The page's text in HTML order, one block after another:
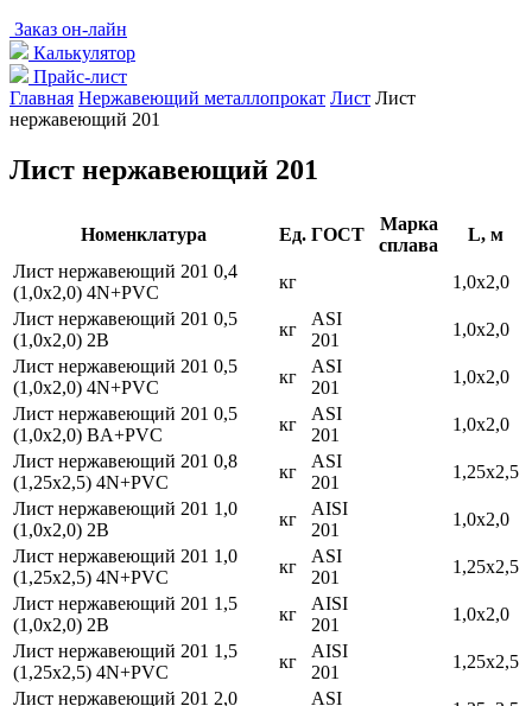
Заказ он-лайн
Калькулятор
Прайс-лист
Главная Нержавеющий металлопрокат Лист Лист
нержавеющий 201
Лист нержавеющий 201
Номенклатура Ед. ГОСТ
Марка
сплава
L, м
Лист нержавеющий 201 0,4
(1,0х2,0) 4N+PVC
кг
1,0х2,0
Лист нержавеющий 201 0,5
(1,0х2,0) 2В
кг
ASI
201
1,0х2,0
Лист нержавеющий 201 0,5
(1,0х2,0) 4N+PVC
кг
ASI
201
1,0х2,0
Лист нержавеющий 201 0,5
(1,0х2,0) ВA+PVC
кг
ASI
201
1,0х2,0
Лист нержавеющий 201 0,8
(1,25х2,5) 4N+PVC
кг
ASI
201
1,25х2,5
Лист нержавеющий 201 1,0
(1,0х2,0) 2В
кг
AISI
201
1,0х2,0
Лист нержавеющий 201 1,0
(1,25х2,5) 4N+PVC
кг
ASI
201
1,25х2,5
Лист нержавеющий 201 1,5
(1,0х2,0) 2В
кг
AISI
201
1,0х2,0
Лист нержавеющий 201 1,5
(1,25х2,5) 4N+PVC
кг
AISI
201
1,25х2,5
Лист нержавеющий 201 2,0
ASI